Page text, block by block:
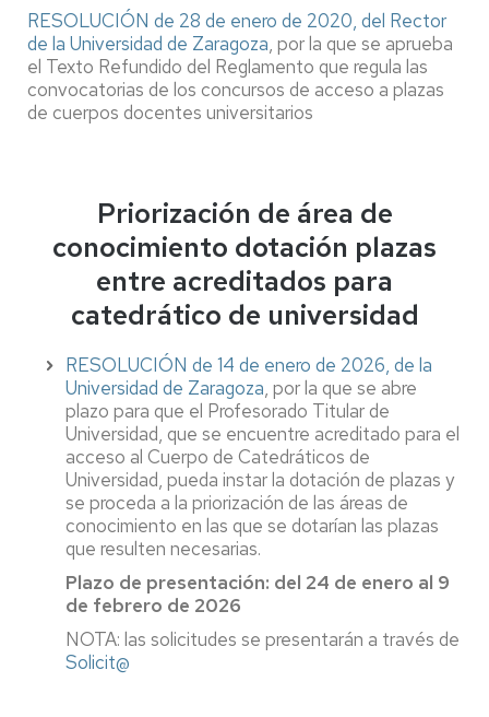
RESOLUCIÓN de 28 de enero de 2020, del Rector
de la Universidad de Zaragoza, por la que se aprueba
el Texto Refundido del Reglamento que regula las
convocatorias de los concursos de acceso a plazas
de cuerpos docentes universitarios
Priorización de área de
conocimiento dotación plazas
entre acreditados para
catedrático de universidad
RESOLUCIÓN de 14 de enero de 2026, de la
Universidad de Zaragoza, por la que se abre
plazo para que el Profesorado Titular de
Universidad, que se encuentre acreditado para el
acceso al Cuerpo de Catedráticos de
Universidad, pueda instar la dotación de plazas y
se proceda a la priorización de las áreas de
conocimiento en las que se dotarían las plazas
que resulten necesarias.
Plazo de presentación: del 24 de enero al 9
de febrero de 2026
NOTA: las solicitudes se presentarán a través de
Solicit@